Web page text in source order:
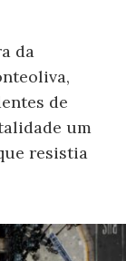
da
de
um
resistia